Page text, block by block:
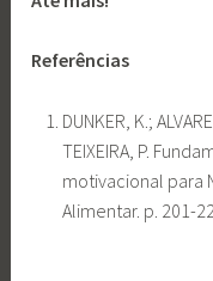
Referências
DUNKER, K.;
TEIXEIRA, P.
motivacional para
Alimentar. p. 201-